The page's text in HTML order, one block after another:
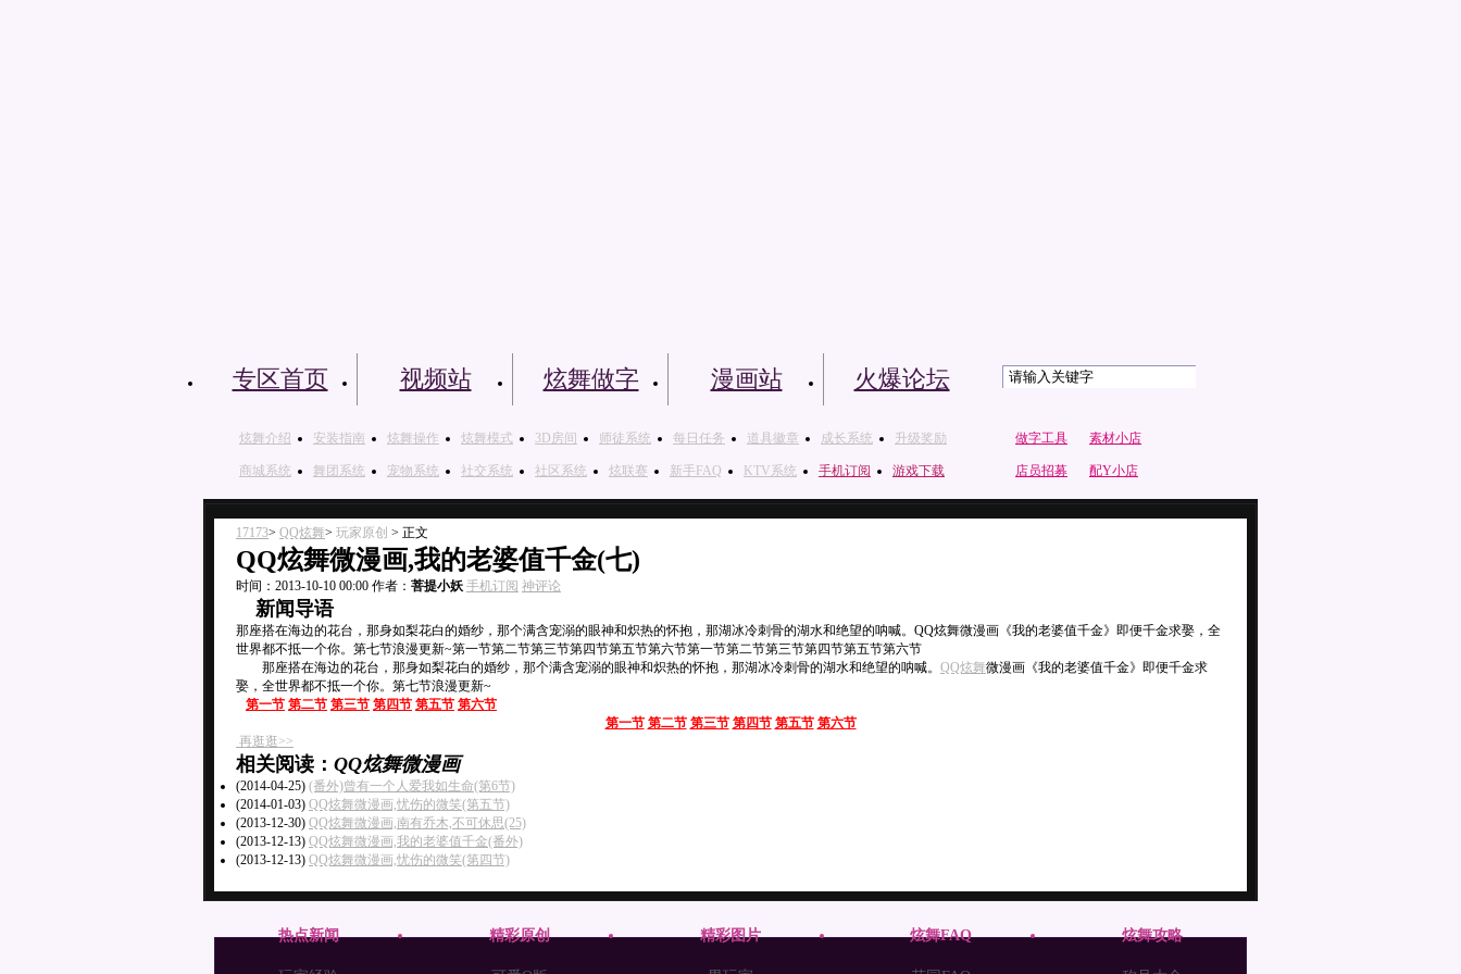
专区首页 视频站 炫舞做字 漫画站 火爆论坛
炫舞介绍 安装指南 炫舞操作 炫舞模式 3D房间 师徒系统 每日任务 道具徽章 成长系统 升级奖励
商城系统 舞团系统 宠物系统 社交系统 社区系统 炫联赛 新手FAQ KTV系统 手机订阅 游戏下载
做字工具 素材小店
店员招募 配Y小店
17173> QQ炫舞> 玩家原创 > 正文
QQ炫舞微漫画,我的老婆值千金(七)
时间：2013-10-10 00:00 作者： 菩提小妖 手机订阅 神评论
新闻导语
那座搭在海边的花台，那身如梨花白的婚纱，那个满含宠溺的眼神和炽热的怀抱，那湖冰冷刺骨的湖水和绝望的呐喊。QQ炫舞微漫画《我的老婆值千金》即便千金求娶，全
世界都不抵一个你。第七节浪漫更新~第一节第二节第三节第四节第五节第六节第一节第二节第三节第四节第五节第六节
那座搭在海边的花台，那身如梨花白的婚纱，那个满含宠溺的眼神和炽热的怀抱，那湖冰冷刺骨的湖水和绝望的呐喊。 QQ炫舞微漫画《我的老婆值千金》即便千金求
娶，全世界都不抵一个你。第七节浪漫更新~
第一节 第二节 第三节 第四节 第五节 第六节
第一节 第二节 第三节 第四节 第五节 第六节
再逛逛>>
相关阅读： QQ炫舞微漫画
(2014-04-25) (番外)曾有一个人爱我如生命(第6节)
(2014-01-03) QQ炫舞微漫画,忧伤的微笑(第五节)
(2013-12-30) QQ炫舞微漫画,南有乔木,不可休思(25)
(2013-12-13) QQ炫舞微漫画,我的老婆值千金(番外)
(2013-12-13) QQ炫舞微漫画,忧伤的微笑(第四节)
热点新闻 精彩原创 精彩图片 炫舞FAQ 炫舞攻略